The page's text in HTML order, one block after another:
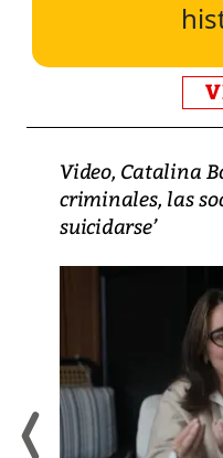
Video, Catalina
criminales, las
suicidarse’